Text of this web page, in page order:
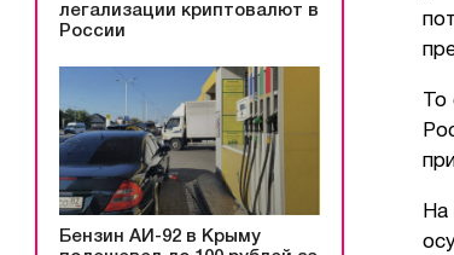
легализации криптовалют в
России
Бензин АИ-92 в Крыму
То
На